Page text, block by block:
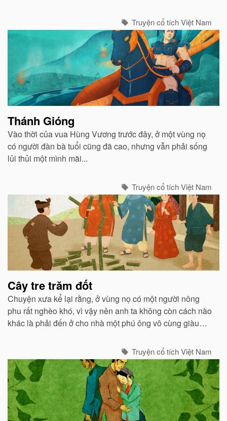
Truyện cổ tích Việt Nam
Thánh Gióng
Vào thời của vua Hùng Vương trước đây, ở một vùng nọ
có người đàn bà tuổi cũng đã cao, nhưng vẫn phải sống
lủi thủi một mình mãi...
Truyện cổ tích Việt Nam
Cây tre trăm đốt
Chuyện xưa kể lại rằng, ở vùng nọ có một người nông
phu rất nghèo khó, vì vậy nên anh ta không còn cách nào
khác là phải đến ở cho nhà một phú ông vô cùng giàu
Truyện cổ tích Việt Nam